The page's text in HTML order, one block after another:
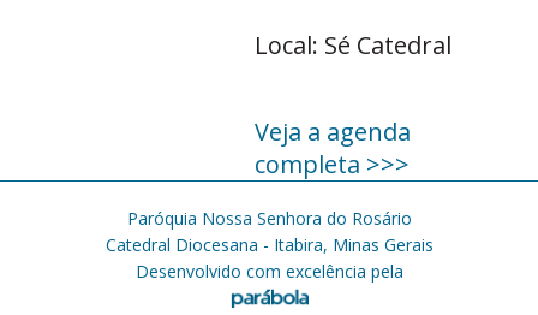
Local: Sé Catedral
Veja a agenda
completa >>>
Paróquia Nossa Senhora do Rosário
Catedral Diocesana - Itabira, Minas Gerais
Desenvolvido com excelência pela